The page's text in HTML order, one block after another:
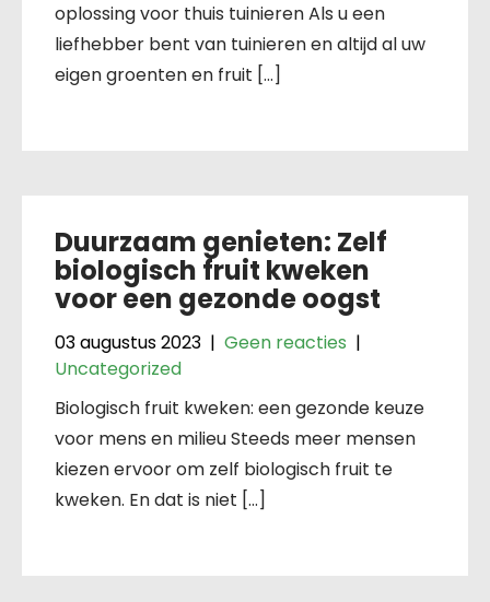
oplossing voor thuis tuinieren Als u een
liefhebber bent van tuinieren en altijd al uw
eigen groenten en fruit […]
Duurzaam genieten: Zelf
biologisch fruit kweken
voor een gezonde oogst
03 augustus 2023 | Geen reacties |
Uncategorized
Biologisch fruit kweken: een gezonde keuze
voor mens en milieu Steeds meer mensen
kiezen ervoor om zelf biologisch fruit te
kweken. En dat is niet […]